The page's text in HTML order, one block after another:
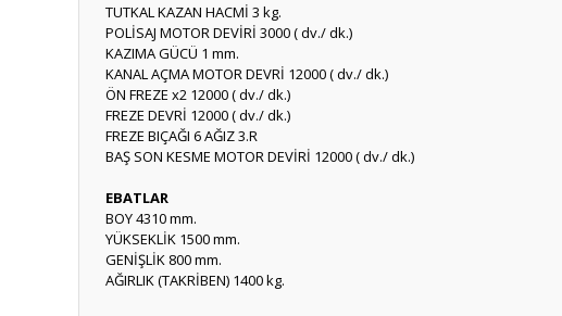
TUTKAL KAZAN HACMİ 3 kg.
POLİSAJ MOTOR DEVİRİ 3000 ( dv./ dk.)
KAZIMA GÜCÜ 1 mm.
KANAL AÇMA MOTOR DEVRİ 12000 ( dv./ dk.)
ÖN FREZE x2 12000 ( dv./ dk.)
FREZE DEVRİ 12000 ( dv./ dk.)
FREZE BIÇAĞI 6 AĞIZ 3.R
BAŞ SON KESME MOTOR DEVİRİ 12000 ( dv./ dk.)
EBATLAR
BOY 4310 mm.
YÜKSEKLİK 1500 mm.
GENİŞLİK 800 mm.
AĞIRLIK (TAKRİBEN) 1400 kg.